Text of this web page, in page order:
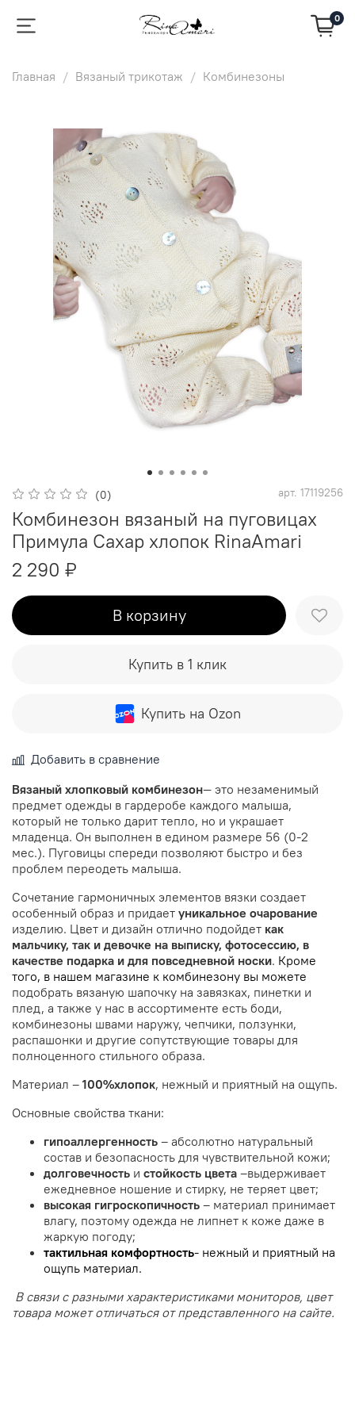
0
Главная Вязаный трикотаж Комбинезоны
(0) арт. 17119256
Комбинезон вязаный на пуговицах
Примула Сахар хлопок RinaAmari
2 290 ₽
В корзину
Купить в 1 клик
Купить на Ozon
Добавить в сравнение
Вязаный хлопковый комбинезон— это незаменимый
предмет одежды в гардеробе каждого малыша,
который не только дарит тепло, но и украшает
младенца. Он выполнен в едином размере 56 (0-2
мес.). Пуговицы спереди позволяют быстро и без
проблем переодеть малыша.
Сочетание гармоничных элементов вязки создает
особенный образ и придает уникальное очарование
изделию. Цвет и дизайн отлично подойдет как
мальчику, так и девочке на выписку, фотосессию, в
качестве подарка и для повседневной носки. Кроме
того, в нашем магазине к комбинезону вы можете
подобрать вязаную шапочку на завязках, пинетки и
плед, а также у нас в ассортименте есть боди,
комбинезоны швами наружу, чепчики, ползунки,
распашонки и другие сопутствующие товары для
полноценного стильного образа.
Материал – 100%хлопок, нежный и приятный на ощупь.
Основные свойства ткани:
гипоаллергенность – абсолютно натуральный
состав и безопасность для чувствительной кожи;
долговечность и стойкость цвета –выдерживает
ежедневное ношение и стирку, не теряет цвет;
высокая гигроскопичность – материал принимает
влагу, поэтому одежда не липнет к коже даже в
жаркую погоду;
тактильная комфортность- нежный и приятный на
ощупь материал.
В связи с разными характеристиками мониторов, цвет
товара может отличаться от представленного на сайте.